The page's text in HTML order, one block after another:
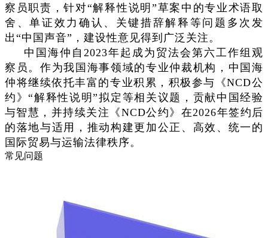
察员职责，针对“解释性说明”草案中的专业术语取
舍、单证效力确认、关键措辞解释等问题多次发
出“中国声音”，建设性意见得到广泛关注。
中国海仲自2023年起成为贸法会第六工作组观
察员。作为我国海事领域的专业仲裁机构，中国海
仲将继续依托丰富的专业积累，积极参与《NCD公
约》“解释性说明”拟定等相关议题，贡献中国经验
与智慧，并持续关注《NCD公约》在2026年签约后
的落地与适用，推动构建更加公正、高效、统一的
国际贸易与运输法律秩序。
常见问题